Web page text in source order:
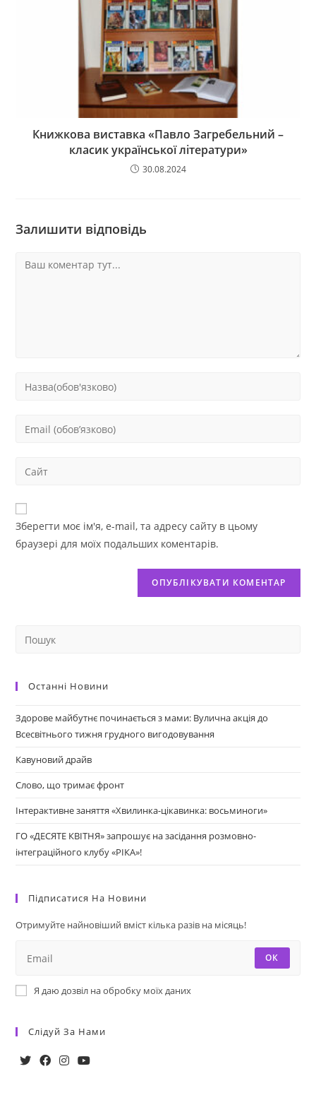
Книжкова виставка «Павло Загребельний –
класик української літератури»
30.08.2024
Залишити відповідь
Зберегти моє ім'я, e-mail, та адресу сайту в цьому
браузері для моїх подальших коментарів.
Останні Новини
Здорове майбутнє починається з мами: Вулична акція до
Всесвітнього тижня грудного вигодовування
Кавуновий драйв
Слово, що тримає фронт
Інтерактивне заняття «Хвилинка-цікавинка: восьминоги»
ГО «ДЕСЯТЕ КВІТНЯ» запрошує на засідання розмовно-
інтеграційного клубу «РІКА»!
Підписатися На Новини
Отримуйте найновіший вміст кілька разів на місяць!
ОК
Я даю дозвіл на обробку моїх даних
Слідуй За Нами